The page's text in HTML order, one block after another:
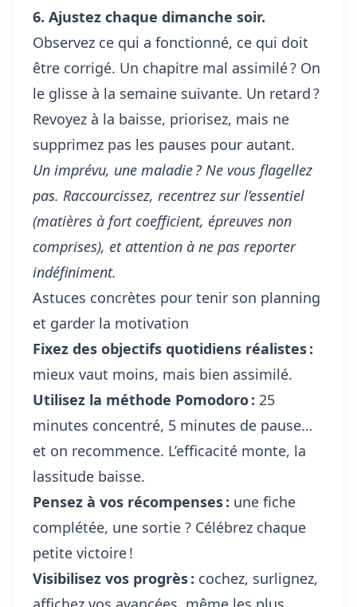
6. Ajustez chaque dimanche soir.
Observez ce qui a fonctionné, ce qui doit
être corrigé. Un chapitre mal assimilé ? On
le glisse à la semaine suivante. Un retard ?
Revoyez à la baisse, priorisez, mais ne
supprimez pas les pauses pour autant.
Un imprévu, une maladie ? Ne vous flagellez
pas. Raccourcissez, recentrez sur l’essentiel
(matières à fort coefficient, épreuves non
comprises), et attention à ne pas reporter
indéfiniment.
Astuces concrètes pour tenir son planning
et garder la motivation
Fixez des objectifs quotidiens réalistes :
mieux vaut moins, mais bien assimilé.
Utilisez la méthode Pomodoro : 25
minutes concentré, 5 minutes de pause…
et on recommence. L’efficacité monte, la
lassitude baisse.
Pensez à vos récompenses : une fiche
complétée, une sortie ? Célébrez chaque
petite victoire !
Visibilisez vos progrès : cochez, surlignez,